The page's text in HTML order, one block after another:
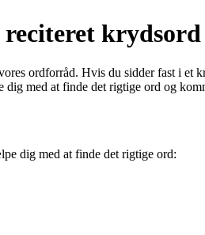
krydsord
ordforråd. Hvis du sidder fast i et
med at finde det rigtige ord og
dig med at finde det rigtige ord: